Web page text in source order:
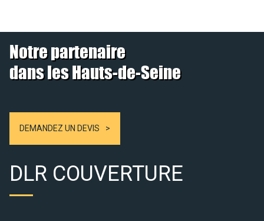
Notre partenaire
dans les Hauts-de-Seine
DEMANDEZ UN DEVIS
DLR COUVERTURE